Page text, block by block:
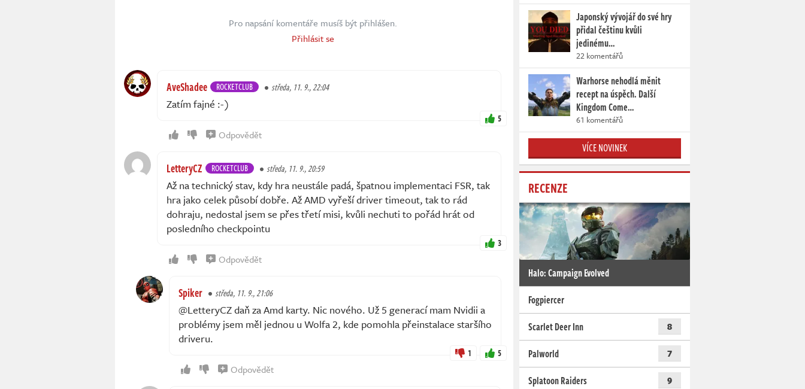
Pro napsání komentáře musíš být přihlášen.
Přihlásit se
AveShadee ROCKETCLUB středa, 11. 9., 22:04
Zatím fajné :-)
5
Odpovědět
LetteryCZ ROCKETCLUB středa, 11. 9., 20:59
Až na technický stav, kdy hra neustále padá, špatnou implementaci FSR, tak
hra jako celek působí dobře. Až AMD vyřeší driver timeout, tak to rád
dohraju, nedostal jsem se přes třetí misi, kvůli nechuti to pořád hrát od
posledního checkpointu
3
Odpovědět
Spiker středa, 11. 9., 21:06
@LetteryCZ daň za Amd karty. Nic nového. Už 5 generací mam Nvidii a
problémy jsem měl jednou u Wolfa 2, kde pomohla přeinstalace staršího
driveru.
1 5
Odpovědět
Japonský vývojář do své hry
přidal češtinu kvůli
jedinému…
22 komentářů
Warhorse nehodlá měnit
recept na úspěch. Další
Kingdom Come…
61 komentářů
VÍCE NOVINEK
RECENZE
Halo: Campaign Evolved
Fogpiercer
Scarlet Deer Inn
8
Palworld 7
Splatoon Raiders 9